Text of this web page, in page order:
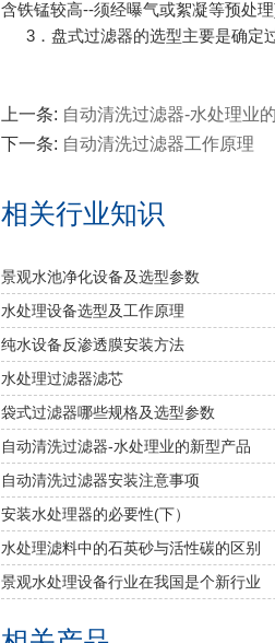
含铁锰较高--须经曝气或絮凝等预处
3．盘式过滤器的选型主要是确定
上一条: 自动清洗过滤器-水处理业
下一条: 自动清洗过滤器工作原理
相关行业知识
景观水池净化设备及选型参数
水处理设备选型及工作原理
纯水设备反渗透膜安装方法
水处理过滤器滤芯
袋式过滤器哪些规格及选型参数
自动清洗过滤器-水处理业的新型产品
自动清洗过滤器安装注意事项
安装水处理器的必要性(下）
​水处理滤料中的石英砂与活性碳的区别
景观水处理设备行业在我国是个新行业